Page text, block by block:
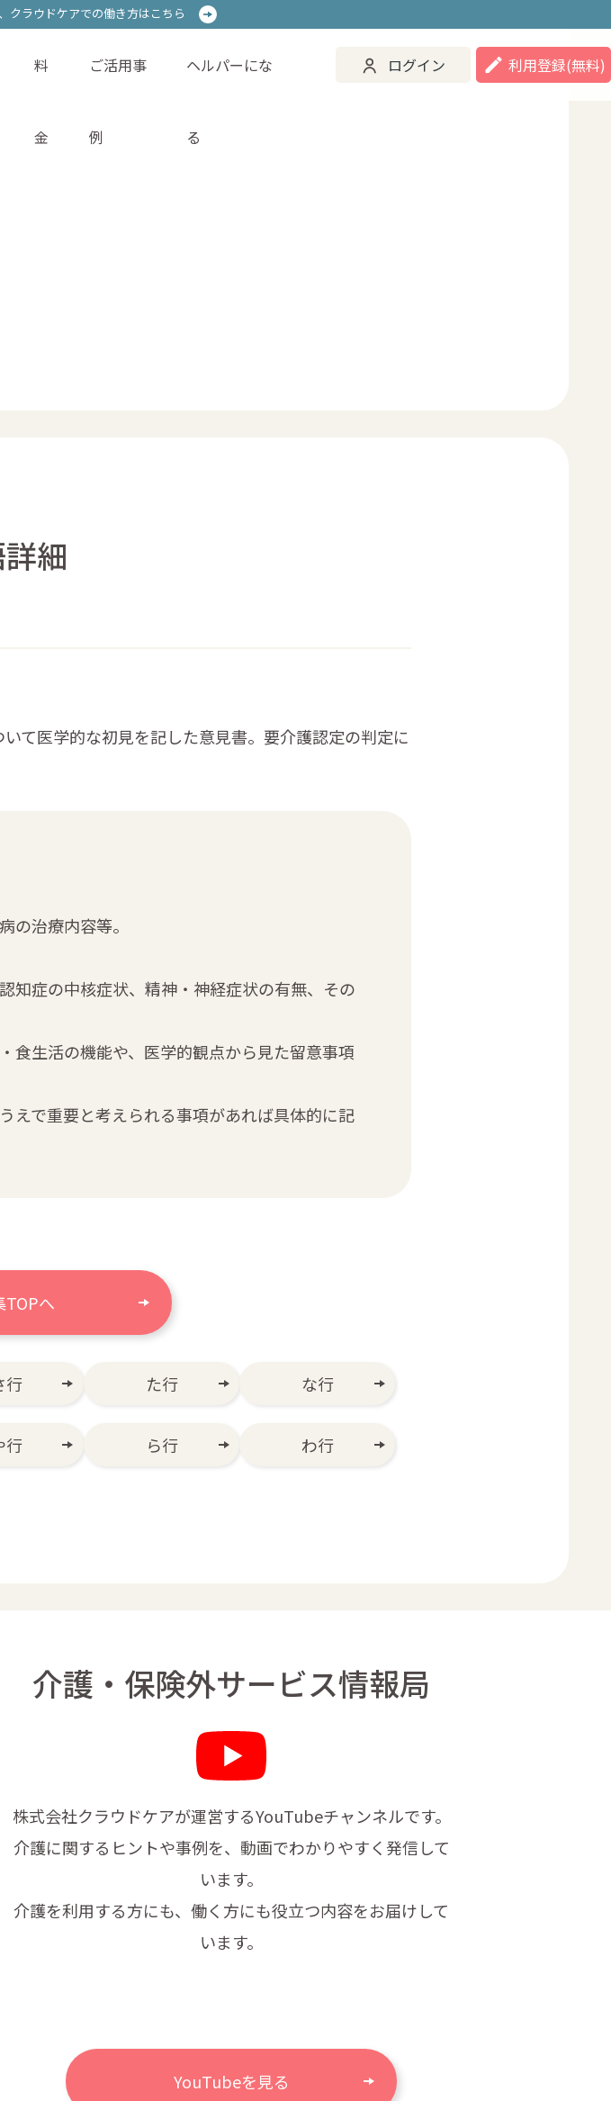
クラウドケアでの働き方はこちら
ご利用の流れ 料金 ご活用事例 ヘルパーになる ログイン 登録する
クラウドケアでの働き方はこちら
料
金
ご活用事
例
ヘルパーにな
る
ログイン 利用登録(無料)
細
て医学的な初見を記した意見書。要介護認定の判定に
の治療内容等。
知症の中核症状、精神・神経症状の有無、その
食生活の機能や、医学的観点から見た留意事項
えで重要と考えられる事項があれば具体的に記
TOPへ
行 た行 な行
行 ら行 わ行
介護・保険外サービス情報局
株式会社クラウドケアが運営するYouTubeチャンネルです。
介護に関するヒントや事例を、 動画でわかりやすく発信して
います。
介護を利用する方にも、働く方にも役立つ内容をお届けして
います。
YouTubeを見る